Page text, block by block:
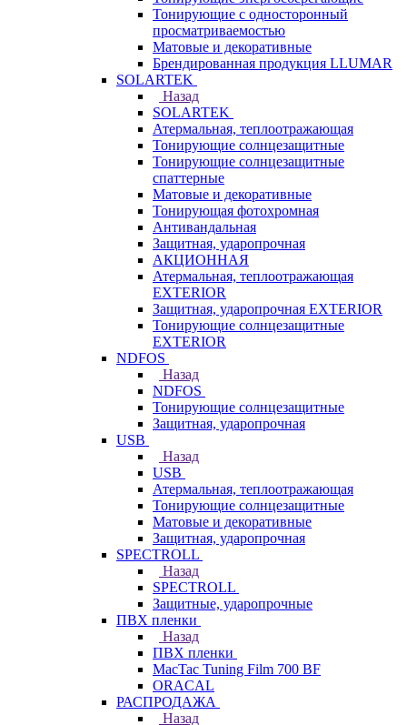
Тонирующие с односторонный
просматриваемостью
Матовые и декоративные
Брендированная продукция LLUMAR
SOLARTEK
Назад
SOLARTEK
Атермальная, теплоотражающая
Тонирующие солнцезащитные
Тонирующие солнцезащитные
спаттерные
Матовые и декоративные
Тонирующая фотохромная
Антивандальная
Защитная, ударопрочная
АКЦИОННАЯ
Атермальная, теплоотражающая
EXTERIOR
Защитная, ударопрочная EXTERIOR
Тонирующие солнцезащитные
EXTERIOR
NDFOS
Назад
NDFOS
Тонирующие солнцезащитные
Защитная, ударопрочная
USB
Назад
USB
Атермальная, теплоотражающая
Тонирующие солнцезащитные
Матовые и декоративные
Защитная, ударопрочная
SPECTROLL
Назад
SPECTROLL
Защитные, ударопрочные
ПВХ пленки
Назад
ПВХ пленки
MacTac Tuning Film 700 BF
ORACAL
РАСПРОДАЖА
Назад